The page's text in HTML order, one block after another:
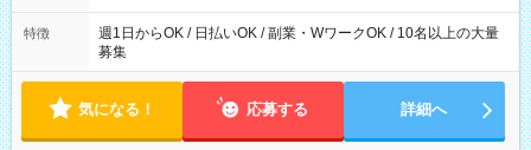
特徴
週1日からOK / 日払いOK / 副業・WワークOK / 10名以上の大量
募集
気になる！ 応募する 詳細へ